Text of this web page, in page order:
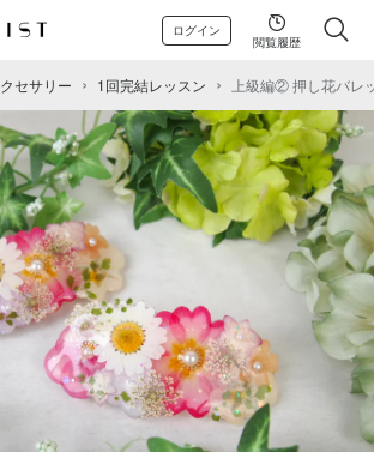
ログイン
閲覧履歴
セサリー 1回完結レッスン 上級編② 押し花バレ